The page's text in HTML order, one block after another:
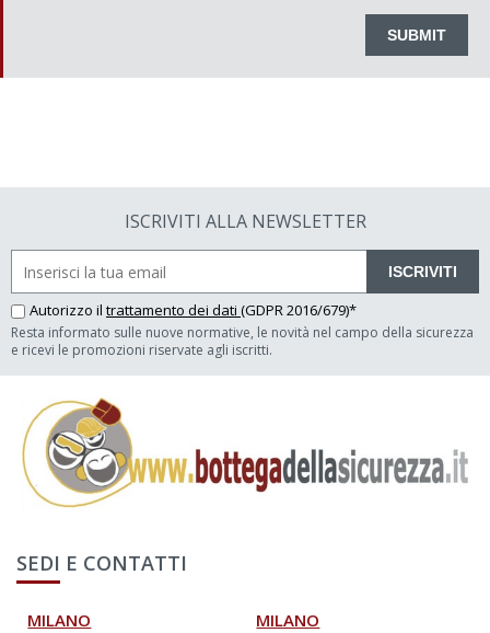
ISCRIVITI ALLA NEWSLETTER
ISCRIVITI
Autorizzo il trattamento dei dati (GDPR 2016/679)*
Resta informato sulle nuove normative, le novità nel campo della sicurezza
e ricevi le promozioni riservate agli iscritti.
SEDI E CONTATTI
MILANO MILANO